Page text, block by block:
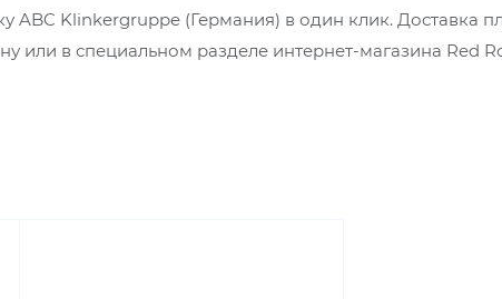
ABC Klinkergruppe (Германия) в один клик. Доставка
или в специальном разделе интернет-магазина Red